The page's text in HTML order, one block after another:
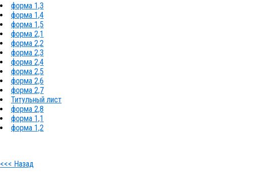
форма 1,3
форма 1,4
форма 1,5
форма 2,1
форма 2,2
форма 2,3
форма 2,4
форма 2,5
форма 2,6
форма 2,7
Титульный лист
форма 2,8
форма 1,1
форма 1,2
<<< Назад